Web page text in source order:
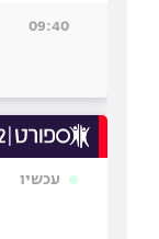
09:40
עכשיו